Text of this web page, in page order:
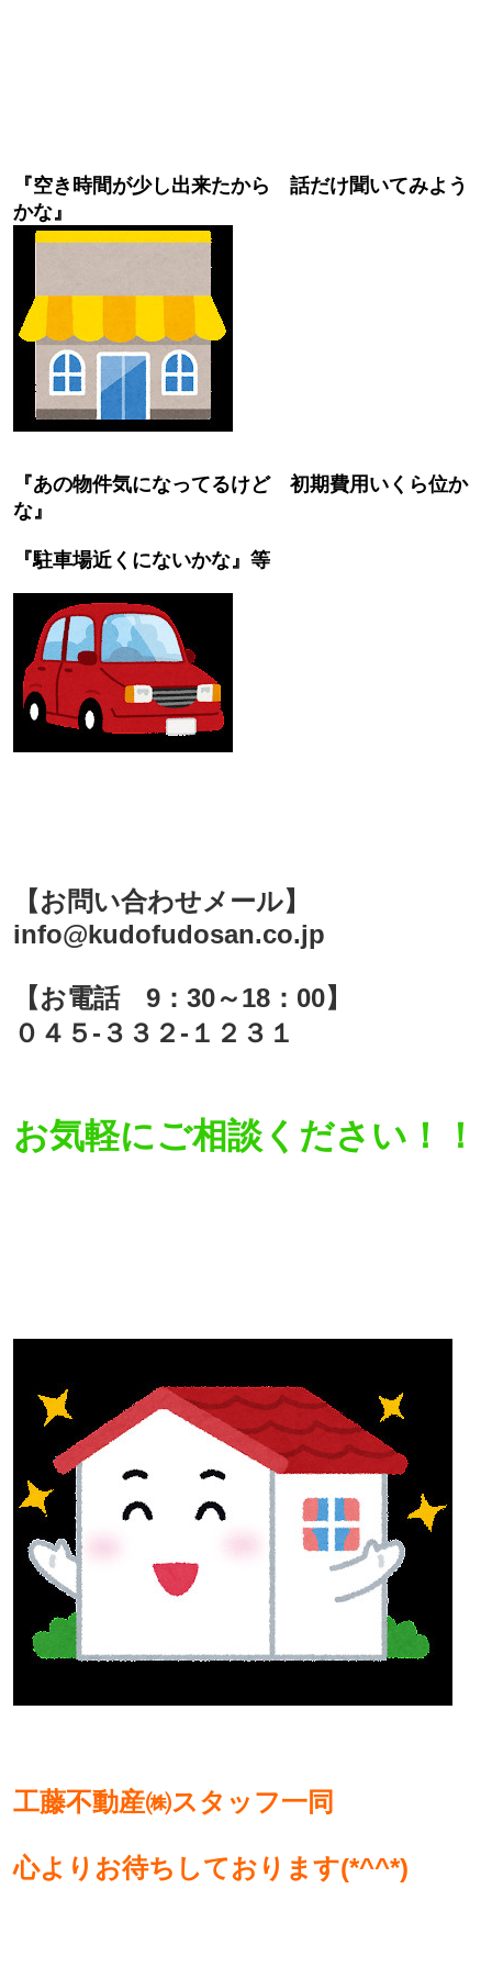
『空き時間が少し出来たから 話だけ聞いてみよう
かな』
『あの物件気になってるけど 初期費用いくら位か
な』
『駐車場近くにないかな』等
【お問い合わせメール】
info@kudofudosan.co.jp
【お電話 9：30～18：00】
０４５-３３２-１２３１
お気軽にご相談ください！！
工藤不動産㈱スタッフ一同
心よりお待ちしております(*^^*)